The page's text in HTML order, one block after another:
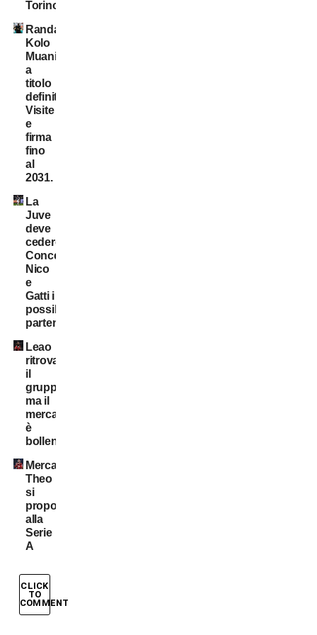
Torino
Randal
Kolo
Muani:
a
titolo
definitivo!
Visite
e
firma
fino
al
2031.
La
Juve
deve
cedere:
Conceição,
Nico
e
Gatti i
possibili
partenti
Leao
ritrova
il
gruppo,
ma il
mercato
è
bollente
Mercato:
Theo
si
propone
alla
Serie
A
CLICK
TO
COMMENT